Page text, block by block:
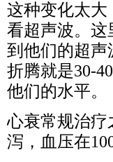
这种变化太大
看超声波。这
到他们的超声
折腾就是30-
他们的水平。
心衰常规治疗
泻，血压在